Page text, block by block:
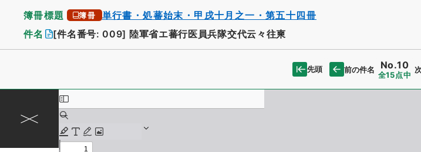
簿冊標題 簿冊 単行書・処蕃始末・甲戌十月之一・第五十四冊
件名 [件名番号: 009] 陸軍省エ蕃行医員兵隊交代云々往柬
先頭 前の件名 No.10
全15点中